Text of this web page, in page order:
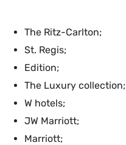
The Ritz-Carlton;
St. Regis;
Edition;
The Luxury collection;
W hotels;
JW Marriott;
Marriott;